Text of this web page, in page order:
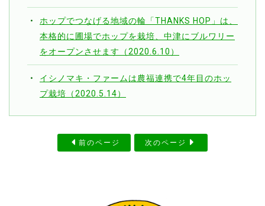
ホップでつなげる地域の輪「THANKS HOP」は、
本格的に圃場でホップを栽培、中津にブルワリー
をオープンさせます（2020.6.10）
イシノマキ・ファームは農福連携で4年目のホッ
プ栽培（2020.5.14）
前のページ 次のページ